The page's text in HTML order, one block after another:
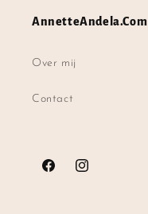
AnnetteAndela.Com
Over mij
Contact
FacebookInstagram